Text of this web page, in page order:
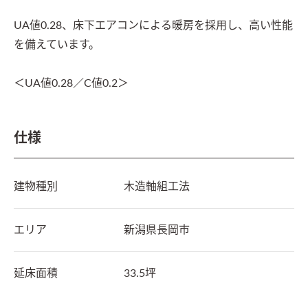
UA値0.28、床下エアコンによる暖房を採用し、高い性能
を備えています。
＜UA値0.28／C値0.2＞
仕様
建物種別 木造軸組工法
エリア 新潟県長岡市
延床面積 33.5坪